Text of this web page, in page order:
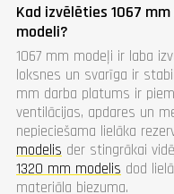
Kad izvēlēties 1067
modeli?
1067 mm modeļi ir laba
loksnes un svarīga ir
mm darba platums ir
ventilācijas, apdares un
nepieciešama lielāka
modelis der stingrākai
1320 mm modelis dod
materiāla biezuma.